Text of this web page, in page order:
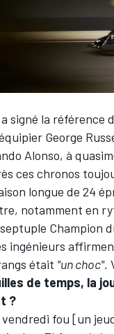
a signé la référence
George
Alonso, à
ces chronos
longue de 24
notamment en
Champion
ingénieurs
était "un choc".
de temps, la
?
vendredi fou [un